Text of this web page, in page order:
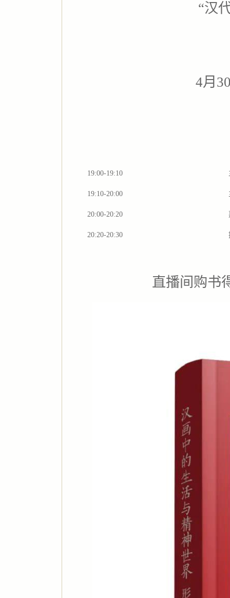
“汉
4月
19:00-19:10
19:10-20:00
20:00-20:20
20:20-20:30
直播间购书